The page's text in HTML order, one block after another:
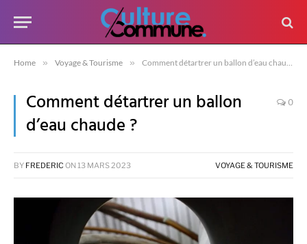
Home » Voyage & Tourisme » Comment détartrer un ballon d’eau chaude ?
Comment détartrer un ballon
d’eau chaude ?
0
BY FREDERIC ON 13 MARS 2023 VOYAGE & TOURISME